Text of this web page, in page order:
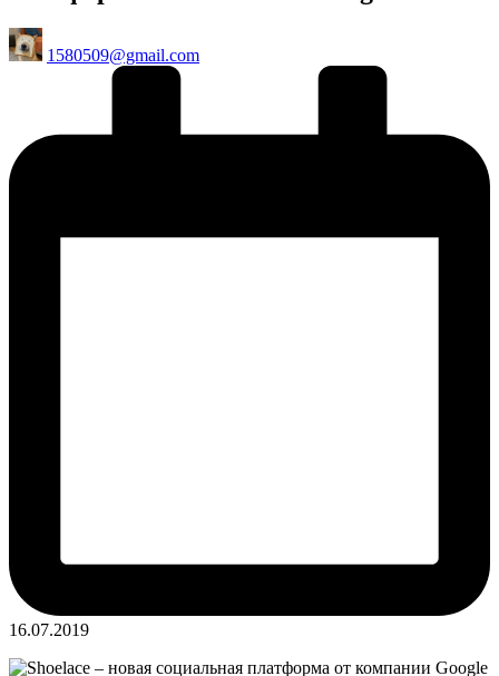
Posted
by
1580509@gmail.com
16.07.2019